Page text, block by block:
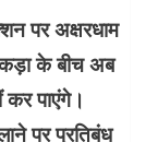
पर अक्षरधाम
के बीच अब
कर पाएंगे।
पर प्रतिबंध